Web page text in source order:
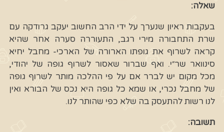
שאלה:
בעקבות ראיון שנערך על ידי הרב החשוב יעקב גרודקה עם
שרת התחבורה מירי רגב, התעוררה סערה אחר שהיא
קראה לשרוף את גופתו הארורה של הארכי- מחבל יחיא
סינוואר שר״י. ואף שברור שאסור לשרוף גופה של יהודי,
מכל מקום יש לברר אם על פי ההלכה מותר לשרוף גופה
של מחבל נכרי, או שמא כל גופה היא נכס של הבורא ואין
לנו רשות להתעסק בה שלא כפי שהותר לנו.
תשובה: